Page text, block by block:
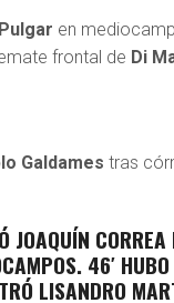
Pulgar en
frontal de Di
Galdames tras
JOAQUÍN
46′
LISANDRO